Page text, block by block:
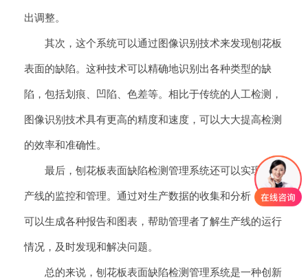
出调整。
其次，这个系统可以通过图像识别技术来发现刨花板
表面的缺陷。这种技术可以精确地识别出各种类型的缺
陷，包括划痕、凹陷、色差等。相比于传统的人工检测，
图像识别技术具有更高的精度和速度，可以大大提高检测
的效率和准确性。
最后，刨花板表面缺陷检测管理系统还可以实现对生
产线的监控和管理。通过对生产数据的收集和分析，系统
可以生成各种报告和图表，帮助管理者了解生产线的运行
情况，及时发现和解决问题。
总的来说，刨花板表面缺陷检测管理系统是一种创新